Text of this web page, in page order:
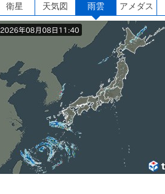
衛星 天気図 雨雲 アメダス